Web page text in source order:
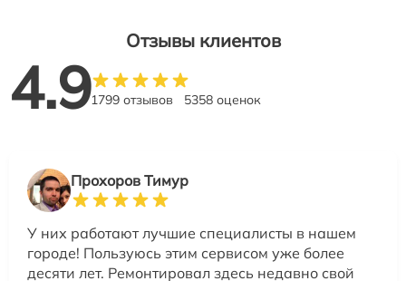
Отзывы клиентов
4.91799 отзывов 5358 оценок
Прохоров Тимур
У них работают лучшие специалисты в нашем
городе! Пользуюсь этим сервисом уже более
десяти лет. Ремонтировал здесь недавно свой